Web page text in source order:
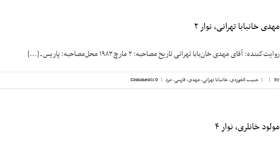
مهدی خانبابا تهرانی، نوار ۲
روایت‌کننده: آقای مهدی خان‌بابا تهرانی تاریخ مصاحبه: ۲ مارچ ۱۹۸۳ محل‌مصاحبه: پاریس ـ [...]
By
|
| حبیب لاجوردی,خانبابا تهرانی، مهدی,فارسی,مرد |
0 Comments
مولود خانلری، نوار ۴